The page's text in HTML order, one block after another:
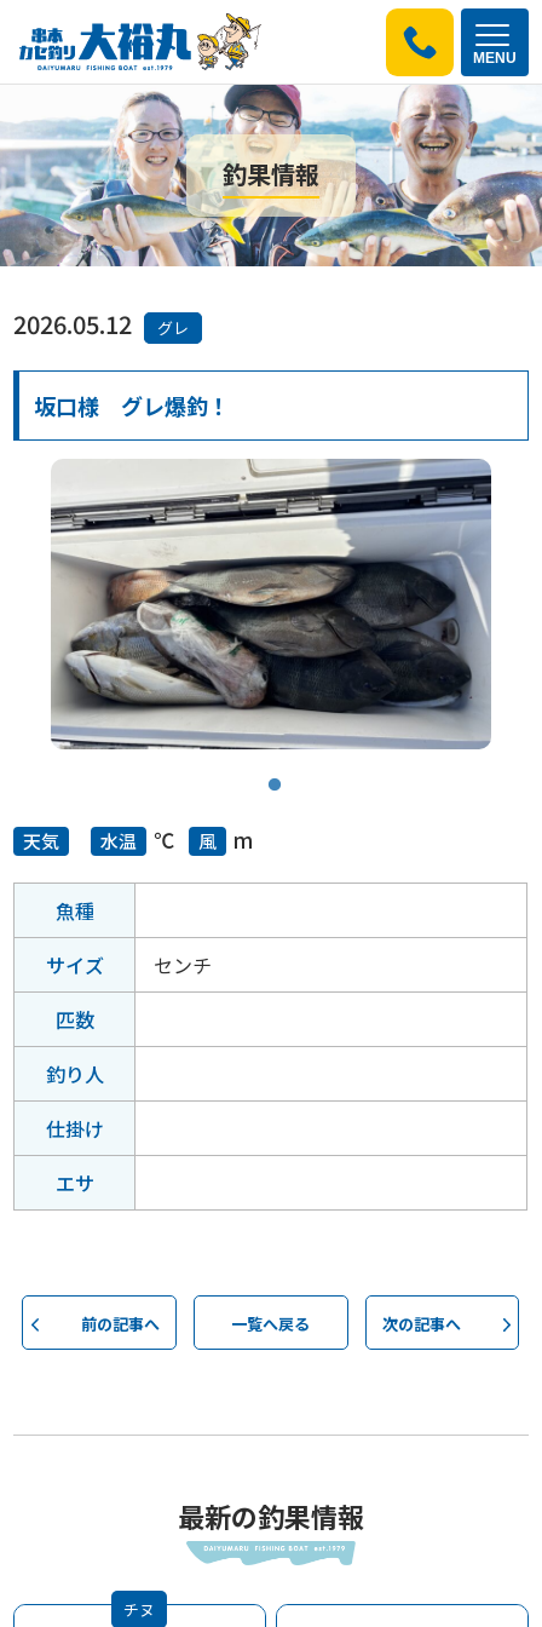
MENU
釣果情報
2026.05.12 グレ
坂口様 グレ爆釣！
天気 水温 ℃ 風 m
魚種
サイズ
センチ
匹数
釣り人
仕掛け
エサ
前の記事へ 一覧へ戻る 次の記事へ
最新の釣果情報
チヌ